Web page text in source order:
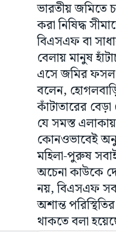
ভারতীয় জমিতে
করা নিষিদ্ধ
বিএসএফ বা
বেলায় মানুষ
এসে জমির ফসল
বলেন,
কাঁটাতারের
যে সমস্ত
কোনওভাবেই
মহিলা-পুরুষ
অচেনা কাউকে
নয়, বিএসএফ সব
অশান্ত
থাকতে বলা